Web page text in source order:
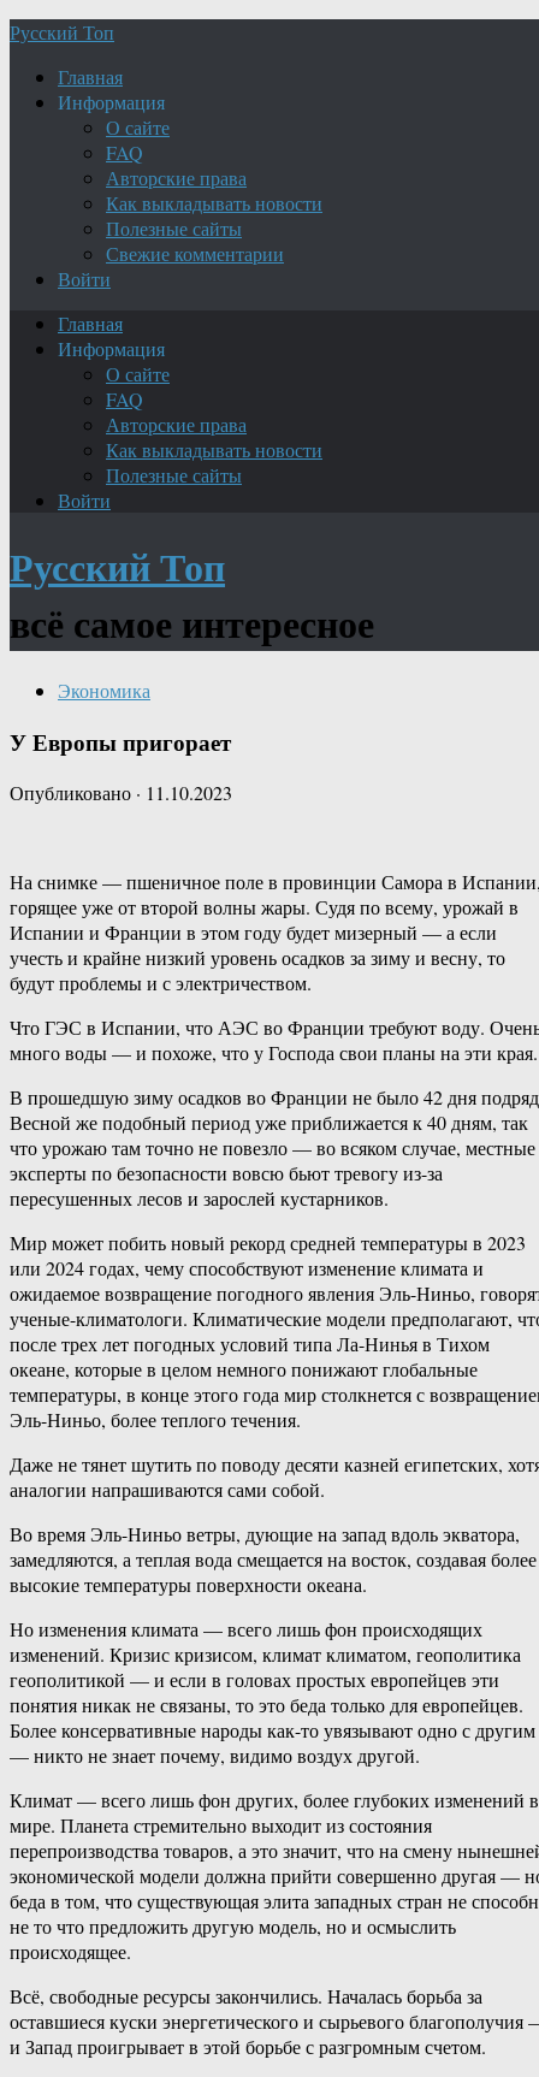
Русский Топ
Главная
Информация
О сайте
FAQ
Авторские права
Как выкладывать новости
Полезные сайты
Свежие комментарии
Войти
Главная
Информация
О сайте
FAQ
Авторские права
Как выкладывать новости
Полезные сайты
Войти
Русский Топ
всё самое интересное
Экономика
У Европы пригорает
Опубликовано · 11.10.2023
На снимке — пшеничное поле в провинции Самора в
горящее уже от второй волны жары. Судя по всему, урожай в
Испании и Франции в этом году будет мизерный — а если
учесть и крайне низкий уровень осадков за зиму и весну, то
будут проблемы и с электричеством.
Что ГЭС в Испании, что АЭС во Франции требуют воду.
много воды — и похоже, что у Господа свои планы на эти края.
В прошедшую зиму осадков во Франции не было 42 дня
Весной же подобный период уже приближается к 40 дням, так
что урожаю там точно не повезло — во всяком случае, местные
эксперты по безопасности вовсю бьют тревогу из-за
пересушенных лесов и зарослей кустарников.
Мир может побить новый рекорд средней температуры в 2023
или 2024 годах, чему способствуют изменение климата и
ожидаемое возвращение погодного явления Эль-Ниньо,
ученые-климатологи. Климатические модели предполагают,
после трех лет погодных условий типа Ла-Нинья в Тихом
океане, которые в целом немного понижают глобальные
температуры, в конце этого года мир столкнется с
Эль-Ниньо, более теплого течения.
Даже не тянет шутить по поводу десяти казней египетских,
аналогии напрашиваются сами собой.
Во время Эль-Ниньо ветры, дующие на запад вдоль экватора,
замедляются, а теплая вода смещается на восток, создавая более
высокие температуры поверхности океана.
Но изменения климата — всего лишь фон происходящих
изменений. Кризис кризисом, климат климатом, геополитика
геополитикой — и если в головах простых европейцев эти
понятия никак не связаны, то это беда только для европейцев.
Более консервативные народы как-то увязывают одно с другим
— никто не знает почему, видимо воздух другой.
Климат — всего лишь фон других, более глубоких изменений в
мире. Планета стремительно выходит из состояния
перепроизводства товаров, а это значит, что на смену
экономической модели должна прийти совершенно другая —
беда в том, что существующая элита западных стран не
не то что предложить другую модель, но и осмыслить
происходящее.
Всё, свободные ресурсы закончились. Началась борьба за
оставшиеся куски энергетического и сырьевого благополучия
и Запад проигрывает в этой борьбе с разгромным счетом.